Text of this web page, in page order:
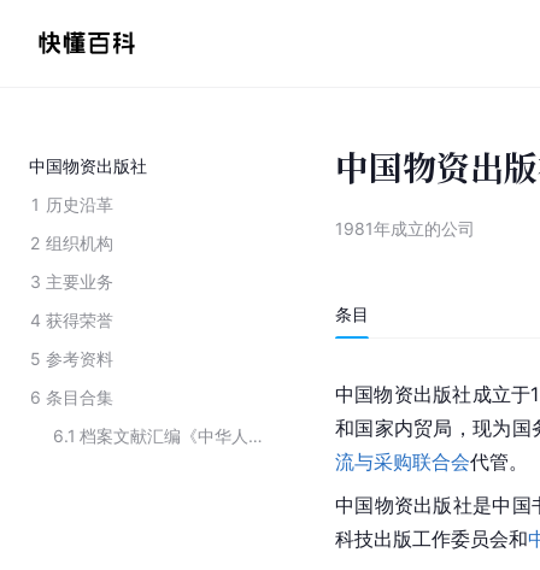
中国物资出版社
1 历史沿革
2 组织机构
3 主要业务
4 获得荣誉
5 参考资料
6 条目合集
6.1
档案文献汇编《中华人民共和国经济档案资料选编》的主要出版单位
中国物资出
1981年成立的公司
条目
中国物资出版社成立于
和国家内贸局，现为
流与采购联合会代管。
中国物资出版社是中国
科技出版工作委员会和